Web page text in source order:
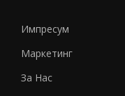
Импресум
Маркетинг
За Нас